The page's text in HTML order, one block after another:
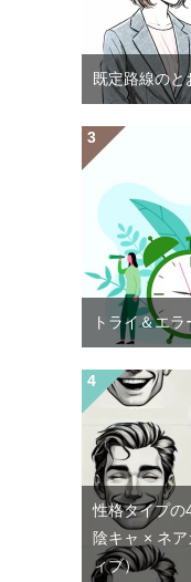
既定路線の
トライ＆エ
性格タイプの
陰キャ × ネ
ィブ）